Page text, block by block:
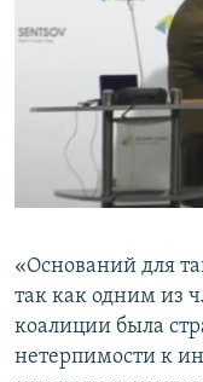
«Оснований для
так как одним из
коалиции была
нетерпимости к